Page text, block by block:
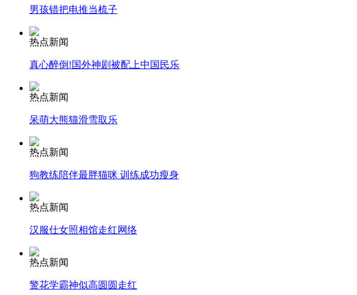
外交部：有关国家言论片面不公正
走！跟着总书记去植树
纽约上演“枕头大战”
男孩错把电推当梳子
热点新闻
真心醉倒!国外神剧被配上中国民乐
热点新闻
呆萌大熊猫滑雪取乐
热点新闻
狗教练陪伴最胖猫咪 训练成功瘦身
热点新闻
汉服仕女照相馆走红网络
热点新闻
警花学霸神似高圆圆走红